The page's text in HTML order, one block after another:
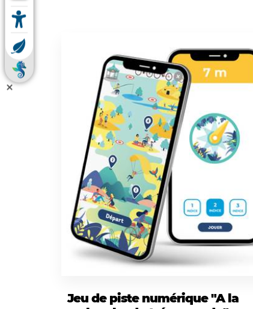
Jeu de piste numérique "A la